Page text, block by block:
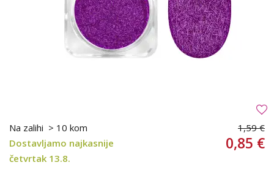
Na zalihi > 10 kom
Dostavljamo najkasnije
četvrtak 13.8.
1,59 €
0,85 €